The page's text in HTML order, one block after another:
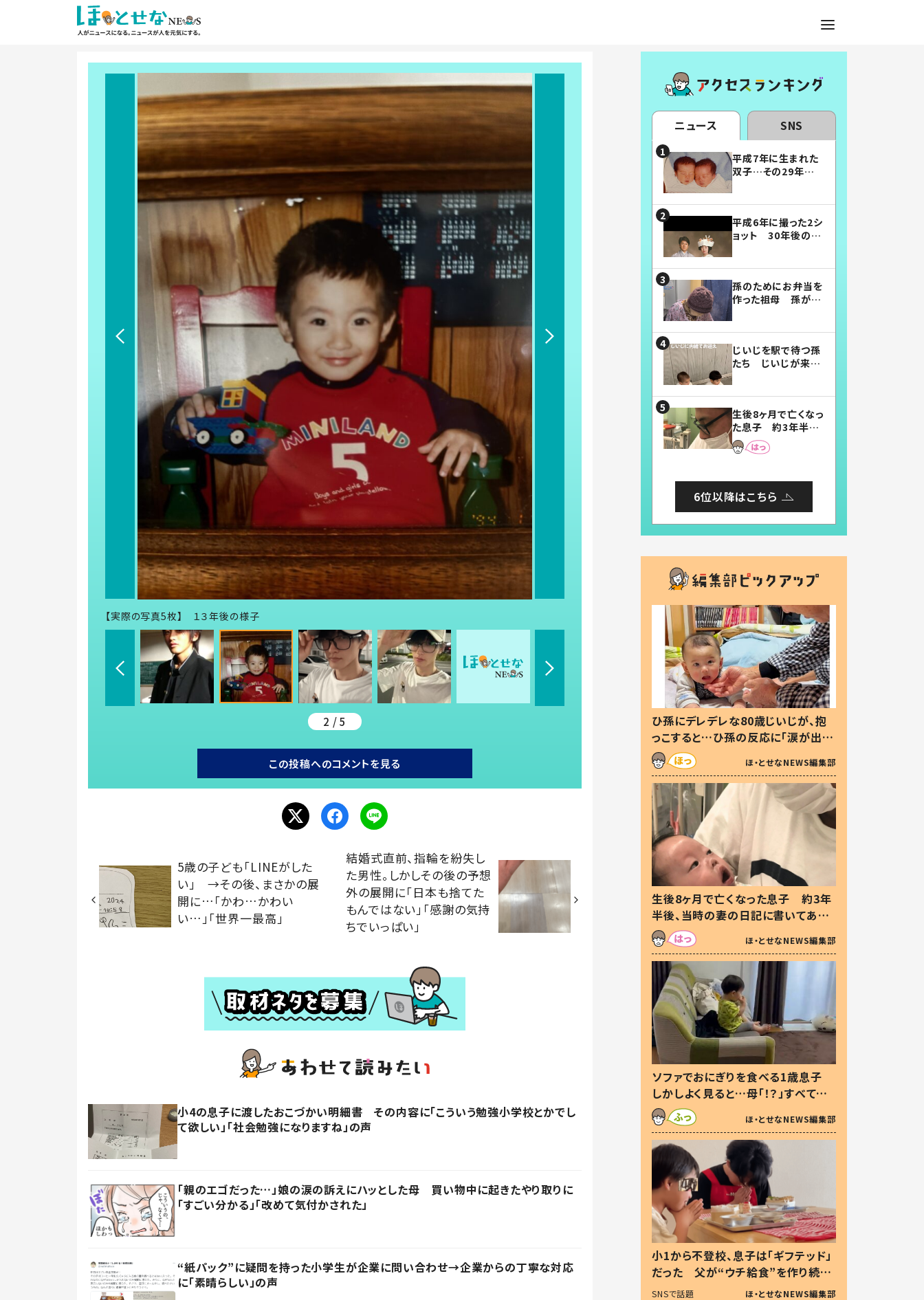
【実際の写真5枚】 １３年後の様子
2 / 5
この投稿へのコメントを見る
5歳の子ども「LINEがした
い」 →その後、まさかの展
開に…「かわ…かわい
い…」「世界一最高」
結婚式直前、指輪を紛失し
た男性。しかしその後の予想
外の展開に「日本も捨てた
もんではない」「感謝の気持
ちでいっぱい」
小4の息子に渡したおこづかい明細書 その内容に「こういう勉強小学校とかでし
て欲しい」「社会勉強になりますね」の声
「親のエゴだった…」娘の涙の訴えにハッとした母 買い物中に起きたやり取りに
「すごい分かる」「改めて気付かされた」
“紙パック”に疑問を持った小学生が企業に問い合わせ→企業からの丁寧な対応
に「素晴らしい」の声
ニュース SNS
平成7年に生まれた
双子…その29年後
平成6年に撮った2シ
ョット 30年後の姿
孫のためにお弁当を
作った祖母 孫が絶
じいじを駅で待つ孫
たち じいじが来た
まらない」「幸せにな
れる」
生後8ヶ月で亡くなっ
た息子 約3年半
後、当時の妻の日記
に書いてあった本音
6位以降はこちら
ひ孫にデレデレな80歳じいじが、抱
っこすると…ひ孫の反応に「涙が出ま
した」「可愛くて仕方ない」
ほ・とせなNEWS編集部
生後8ヶ月で亡くなった息子 約3年
半後、当時の妻の日記に書いてあっ
た本音とは
ほ・とせなNEWS編集部
ソファでおにぎりを食べる1歳息子
しかしよく見ると…母「！？」すべてを
察した母の投稿に「可愛いから許
す！」「現行犯〜」
ほ・とせなNEWS編集部
小1から不登校、息子は「ギフテッド」
だった 父が“ウチ給食”を作り続け
る理由とは #令和の親 #令和の子
SNSで話題 ほ・とせなNEWS編集部